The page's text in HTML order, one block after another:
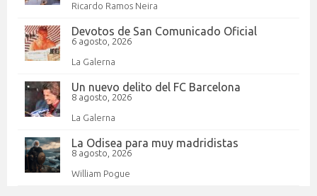
Ricardo Ramos Neira
Devotos de San Comunicado Oficial
6 agosto, 2026
La Galerna
Un nuevo delito del FC Barcelona
8 agosto, 2026
La Galerna
La Odisea para muy madridistas
8 agosto, 2026
William Pogue